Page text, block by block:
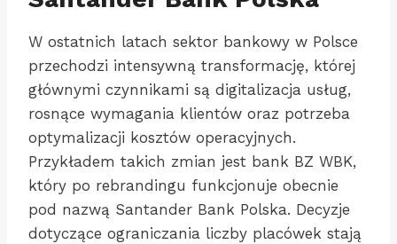
W ostatnich latach sektor bankowy w Polsce
przechodzi intensywną transformację, której
głównymi czynnikami są digitalizacja usług,
rosnące wymagania klientów oraz potrzeba
optymalizacji kosztów operacyjnych.
Przykładem takich zmian jest bank BZ WBK,
który po rebrandingu funkcjonuje obecnie
pod nazwą Santander Bank Polska. Decyzje
dotyczące ograniczania liczby placówek stają